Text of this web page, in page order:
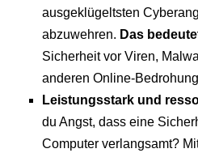
ausgeklügeltsten
abzuwehren. Das
Sicherheit vor Viren,
anderen Online-
Leistungsstark und
du Angst, dass eine
Computer verlangsamt?